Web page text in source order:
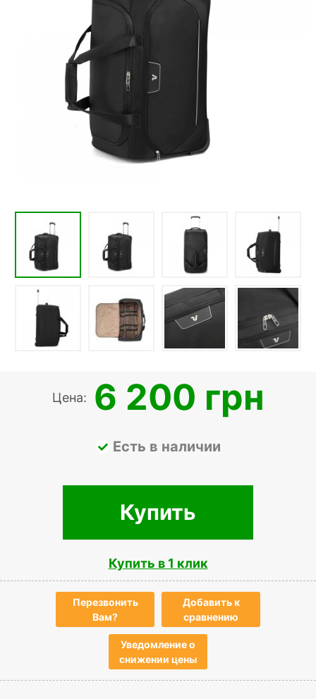
Цена: 6 200 грн
Есть в наличии
Купить
Купить в 1 клик
Перезвонить
Вам?
Добавить к
сравнению
Уведомление о
снижении цены